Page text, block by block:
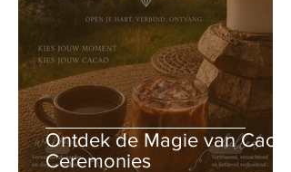
Ontdek de Magie van Cacao
Ceremonies